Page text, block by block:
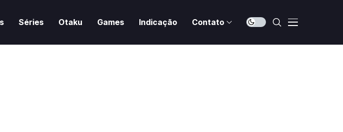
Séries Otaku Games Indicação Contato